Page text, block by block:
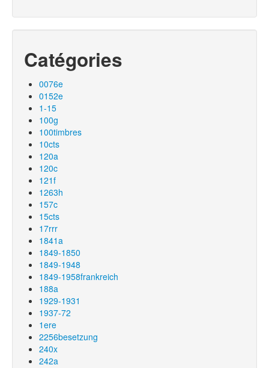
Catégories
0076e
0152e
1-15
100g
100timbres
10cts
120a
120c
121f
1263h
157c
15cts
17rrr
1841a
1849-1850
1849-1948
1849-1958frankreich
188a
1929-1931
1937-72
1ere
2256besetzung
240x
242a